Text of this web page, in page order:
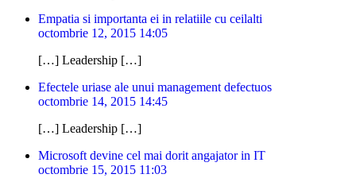
Empatia si importanta ei in relatiile cu ceilalti
octombrie 12, 2015 14:05
[…] Leadership […]
Efectele uriase ale unui management defectuos
octombrie 14, 2015 14:45
[…] Leadership […]
Microsoft devine cel mai dorit angajator in IT
octombrie 15, 2015 11:03